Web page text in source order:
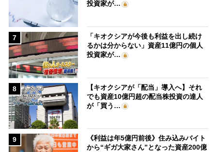
投資家が…
7
「キオクシアが今後も利益を出し続け
るかは分からない」資産11億円の個人
投資家が…
8
【キオクシアが「配当」導入へ】それ
でも資産10億円超の配当株投資の達人
が「買う…
9
《利益は年5億円前後》住み込みバイト
から“ギガ大家さん”となった資産200億